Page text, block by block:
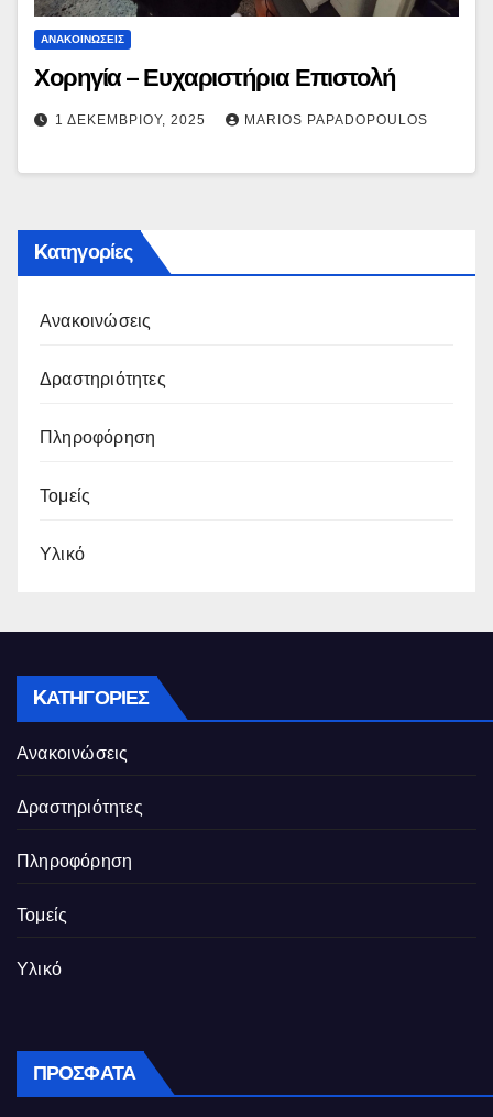
ΑΝΑΚΟΙΝΏΣΕΙΣ
Χορηγία – Ευχαριστήρια Επιστολή
1 ΔΕΚΕΜΒΡΊΟΥ, 2025 MARIOS PAPADOPOULOS
Kατηγορίες
Ανακοινώσεις
Δραστηριότητες
Πληροφόρηση
Τομείς
Υλικό
KΑΤΗΓΟΡΊΕΣ
Ανακοινώσεις
Δραστηριότητες
Πληροφόρηση
Τομείς
Υλικό
ΠΡΌΣΦΑΤΑ